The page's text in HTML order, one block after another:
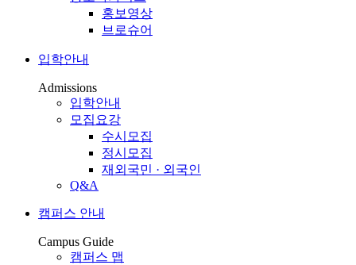
홍보영상
브로슈어
입학안내
Admissions
입학안내
모집요강
수시모집
정시모집
재외국민 · 외국인
Q&A
캠퍼스 안내
Campus Guide
캠퍼스 맵